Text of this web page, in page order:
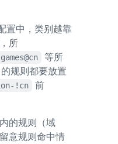
置中，类别越靠
所
等所
规则都要放置
!cn
前
的规则（域
意规则命中情